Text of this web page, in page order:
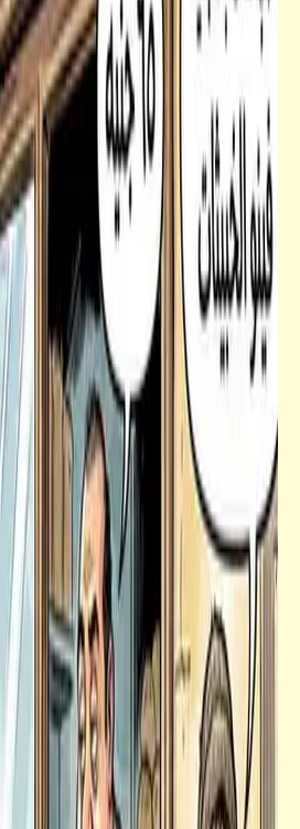
قصص_قصص تيك أواي ساخرة
الوسواس الخناس أبو مرداس
بعض الناس | قصص تيك أواي
صادق
قصص_قصص تيك أواي ساخرة
أولها تتنازل .. وآخرها
تيك أواي ساخرة | د. أحمد